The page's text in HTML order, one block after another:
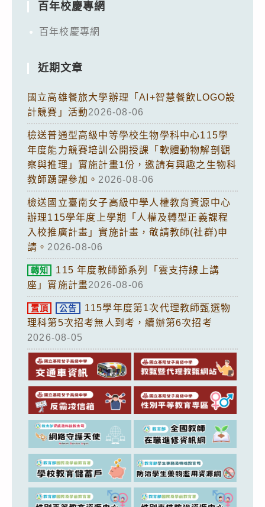
百年校慶專網
百年校慶專網
近期文章
國立高雄餐旅大學辦理「AI+智慧餐飲LOGO設
計競賽」活動2026-08-06
檢送普通型高級中等學校生物學科中心115學
年度能力競賽培訓公開授課「軟體動物解剖觀
察與推理」實施計畫1份，邀請有興趣之生物科
教師踴躍參加。 2026-08-06
檢送國立臺南女子高級中學人權教育資源中心
辦理115學年度上學期「人權及轉型正義課程
入校推廣計畫」實施計畫，敬請教師(社群)申
請。 2026-08-06
轉知
115 年度教師節系列「雲支持線上講
座」實施計畫2026-08-06
置頂 公告
115學年度第1次代理教師甄選物
理科第5次招考無人到考，續辦第6次招考
2026-08-05